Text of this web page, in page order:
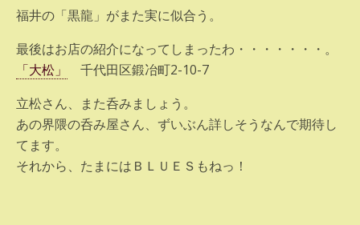
福井の「黒龍」がまた実に似合う。
最後はお店の紹介になってしまったわ・・・・・・・。
「大松」
千代田区鍛冶町2-10-7
立松さん、また呑みましょう。
あの界隈の呑み屋さん、ずいぶん詳しそうなんで期待し
てます。
それから、たまにはＢＬＵＥＳもねっ！